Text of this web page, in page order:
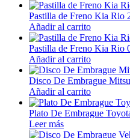
Pastilla de Freno Kia Rio
Añadir al carrito
Pastilla de Freno Kia Rio
Añadir al carrito
Disco De Embrague
Añadir al carrito
Plato De Embrague
Leer más